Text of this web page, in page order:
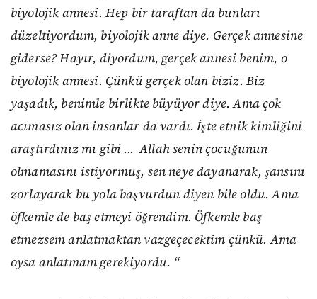
biyolojik annesi. Hep bir taraftan da bunları
düzeltiyordum, biyolojik anne diye. Gerçek annesine
giderse? Hayır, diyordum, gerçek annesi benim, o
biyolojik annesi. Çünkü gerçek olan biziz. Biz
yaşadık, benimle birlikte büyüyor diye. Ama çok
acımasız olan insanlar da vardı. İşte etnik kimliğini
araştırdınız mı gibi ... Allah senin çocuğunun
olmamasını istiyormuş, sen neye dayanarak, şansını
zorlayarak bu yola başvurdun diyen bile oldu. Ama
öfkemle de baş etmeyi öğrendim. Öfkemle baş
etmezsem anlatmaktan vazgeçecektim çünkü. Ama
oysa anlatmam gerekiyordu. “